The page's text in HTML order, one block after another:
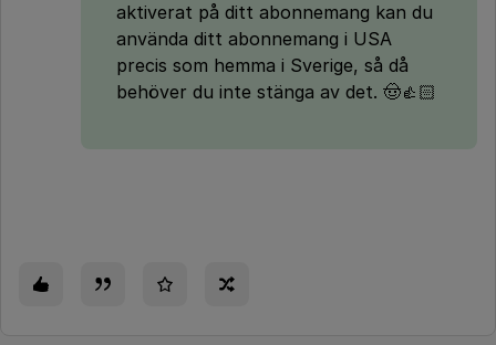
aktiverat på ditt abonnemang kan du
använda ditt abonnemang i USA
precis som hemma i Sverige, så då
behöver du inte stänga av det. 🤠👍🏻